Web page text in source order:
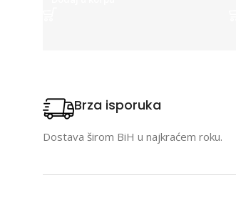
Brza isporuka
Dostava širom BiH u najkraćem roku.